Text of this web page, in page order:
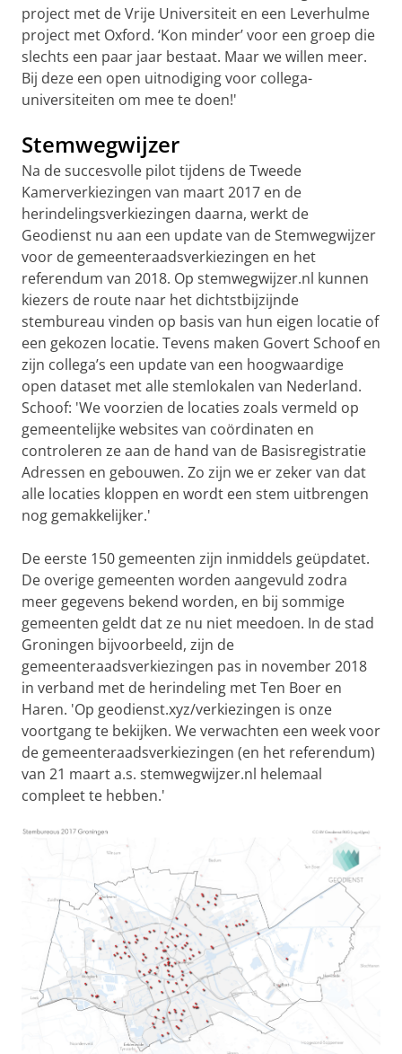
project met de Vrije Universiteit en een Leverhulme
project met Oxford. ‘Kon minder’ voor een groep die
slechts een paar jaar bestaat. Maar we willen meer.
Bij deze een open uitnodiging voor collega-
universiteiten om mee te doen!'
Stemwegwijzer
Na de succesvolle pilot tijdens de Tweede
Kamerverkiezingen van maart 2017 en de
herindelingsverkiezingen daarna, werkt de
Geodienst nu aan een update van de Stemwegwijzer
voor de gemeenteraadsverkiezingen en het
referendum van 2018. Op stemwegwijzer.nl kunnen
kiezers de route naar het dichtstbijzijnde
stembureau vinden op basis van hun eigen locatie of
een gekozen locatie. Tevens maken Govert Schoof en
zijn collega’s een update van een hoogwaardige
open dataset met alle stemlokalen van Nederland.
Schoof: 'We voorzien de locaties zoals vermeld op
gemeentelijke websites van coördinaten en
controleren ze aan de hand van de Basisregistratie
Adressen en gebouwen. Zo zijn we er zeker van dat
alle locaties kloppen en wordt een stem uitbrengen
nog gemakkelijker.'
De eerste 150 gemeenten zijn inmiddels geüpdatet.
De overige gemeenten worden aangevuld zodra
meer gegevens bekend worden, en bij sommige
gemeenten geldt dat ze nu niet meedoen. In de stad
Groningen bijvoorbeeld, zijn de
gemeenteraadsverkiezingen pas in november 2018
in verband met de herindeling met Ten Boer en
Haren. 'Op geodienst.xyz/verkiezingen is onze
voortgang te bekijken. We verwachten een week voor
de gemeenteraadsverkiezingen (en het referendum)
van 21 maart a.s. stemwegwijzer.nl helemaal
compleet te hebben.'